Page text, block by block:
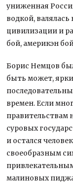
униженная
водкой, валялась
цивилизации и
бой, америкэн
Борис Немцов
быть может,
времен. Если
правительствам
суровых
и остался
своеобразным
малиновых